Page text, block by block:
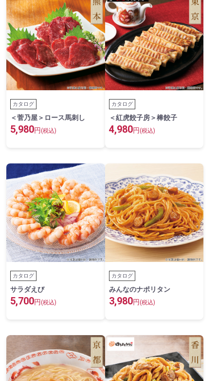
カタログ
＜菅乃屋＞ロース馬刺し
5,980円 (税込)
カタログ
＜紅虎餃子房＞棒餃子
4,980円 (税込)
カタログ
サラダえび
5,700円 (税込)
カタログ
みんなのナポリタン
3,980円 (税込)